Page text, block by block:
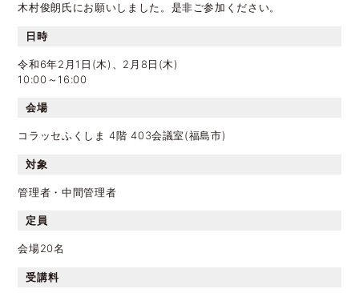
木村俊朗氏にお願いしました。是非ご参加ください。
日時
令和6年2月1日(木)、2月8日(木)
10:00～16:00
会場
コラッセふくしま 4階 403会議室(福島市)
対象
管理者・中間管理者
定員
会場20名
受講料